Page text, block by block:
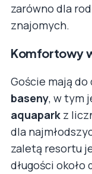
zarówno dla
znajomych.
Komfortowy
Goście mają
baseny, w tym
aquapark z
dla
zaletą resortu
długości